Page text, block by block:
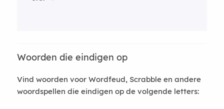
Woorden die eindigen op
Vind woorden voor Wordfeud, Scrabble en andere
woordspellen die eindigen op de volgende letters: